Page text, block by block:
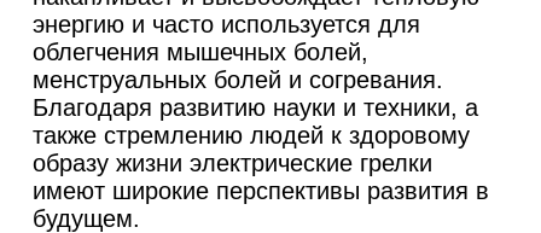
энергию и часто используется для
облегчения мышечных болей,
менструальных болей и согревания.
Благодаря развитию науки и техники, а
также стремлению людей к здоровому
образу жизни электрические грелки
имеют широкие перспективы развития в
будущем.